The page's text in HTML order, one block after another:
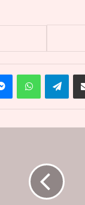
MessengerWhatsApp